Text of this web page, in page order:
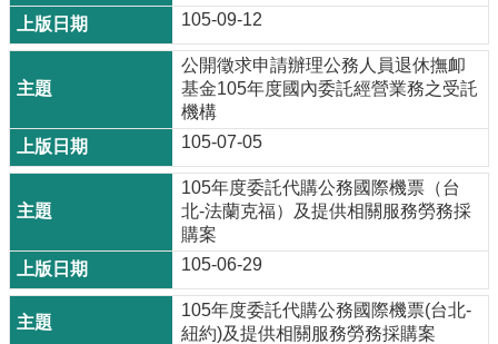
105-09-12
公開徵求申請辦理公務人員退休撫卹
基金105年度國內委託經營業務之受託
機構
105-07-05
105年度委託代購公務國際機票（台
北-法蘭克福）及提供相關服務勞務採
購案
105-06-29
105年度委託代購公務國際機票(台北-
紐約)及提供相關服務勞務採購案